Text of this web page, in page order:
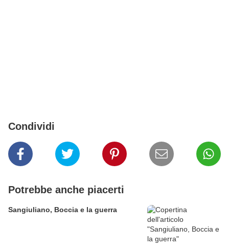
Condividi
Potrebbe anche piacerti
Sangiuliano, Boccia e la guerra